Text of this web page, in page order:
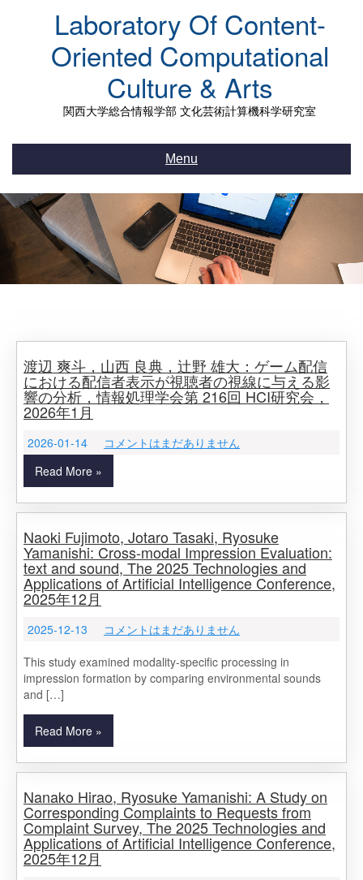
Laboratory Of Content-
Oriented Computational
Culture & Arts
関西大学総合情報学部 文化芸術計算機科学研究室
Menu
渡辺 爽斗，山西 良典，辻野 雄大：ゲーム配信
における配信者表示が視聴者の視線に与える影
響の分析，情報処理学会第 216回 HCI研究会，
2026年1月
2026-01-14
コメントはまだありません
Read More »
Naoki Fujimoto, Jotaro Tasaki, Ryosuke
Yamanishi: Cross-modal Impression Evaluation:
text and sound, The 2025 Technologies and
Applications of Artificial Intelligence Conference,
2025年12月
2025-12-13
コメントはまだありません
This study examined modality-specific processing in
impression formation by comparing environmental sounds
and […]
Read More »
Nanako Hirao, Ryosuke Yamanishi: A Study on
Corresponding Complaints to Requests from
Complaint Survey, The 2025 Technologies and
Applications of Artificial Intelligence Conference,
2025年12月